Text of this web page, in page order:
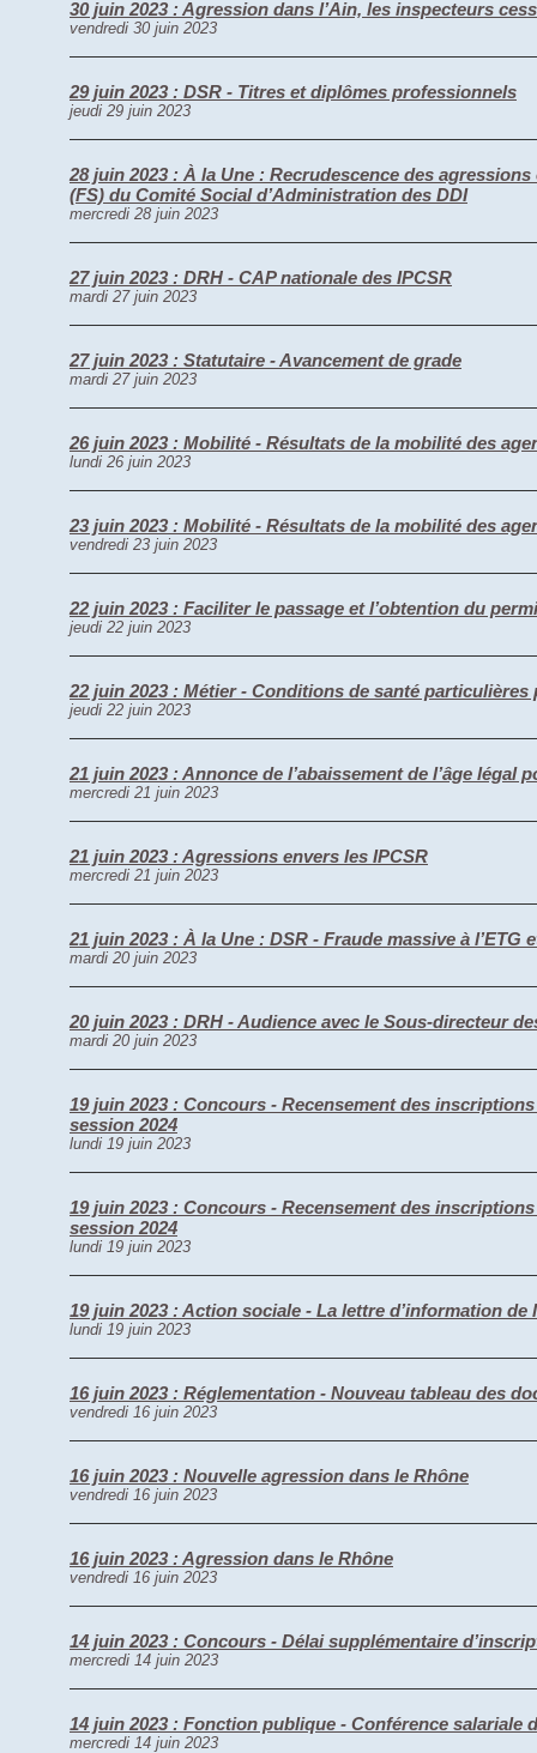
30 juin 2023 : Agression dans l’Ain, les inspecteurs
vendredi 30 juin 2023
29 juin 2023 : DSR - Titres et diplômes professionnels
jeudi 29 juin 2023
28 juin 2023 : À la Une : Recrudescence des
(FS) du Comité Social d’Administration des DDI
mercredi 28 juin 2023
27 juin 2023 : DRH - CAP nationale des IPCSR
mardi 27 juin 2023
27 juin 2023 : Statutaire - Avancement de grade
mardi 27 juin 2023
26 juin 2023 : Mobilité - Résultats de la mobilité des
lundi 26 juin 2023
23 juin 2023 : Mobilité - Résultats de la mobilité des
vendredi 23 juin 2023
22 juin 2023 : Faciliter le passage et l’obtention du
jeudi 22 juin 2023
22 juin 2023 : Métier - Conditions de santé particulières
jeudi 22 juin 2023
21 juin 2023 : Annonce de l’abaissement de l’âge légal
mercredi 21 juin 2023
21 juin 2023 : Agressions envers les IPCSR
mercredi 21 juin 2023
21 juin 2023 : À la Une : DSR - Fraude massive à l’ETG
mardi 20 juin 2023
20 juin 2023 : DRH - Audience avec le Sous-directeur
mardi 20 juin 2023
19 juin 2023 : Concours - Recensement des
session 2024
lundi 19 juin 2023
19 juin 2023 : Concours - Recensement des
session 2024
lundi 19 juin 2023
19 juin 2023 : Action sociale - La lettre d’information
lundi 19 juin 2023
16 juin 2023 : Réglementation - Nouveau tableau des
vendredi 16 juin 2023
16 juin 2023 : Nouvelle agression dans le Rhône
vendredi 16 juin 2023
16 juin 2023 : Agression dans le Rhône
vendredi 16 juin 2023
14 juin 2023 : Concours - Délai supplémentaire
mercredi 14 juin 2023
14 juin 2023 : Fonction publique - Conférence salariale
mercredi 14 juin 2023